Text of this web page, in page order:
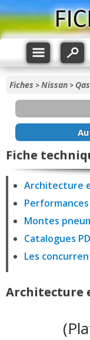
Fiches >Nissan >
Fiche
Architecture
Montes
Catalogues
Les
Architecture